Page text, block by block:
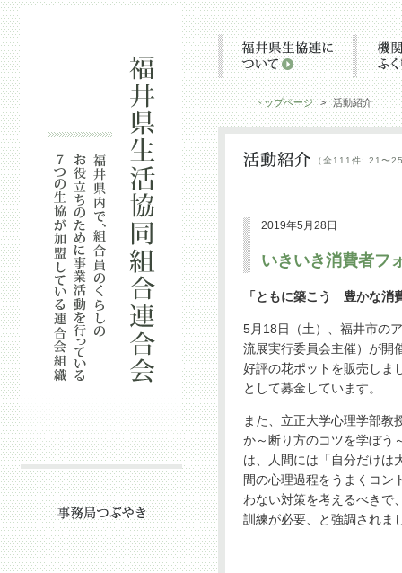
トップページ > 活動紹介
（全111件: 21〜
2019年5月28日
いきいき消費者フ
「ともに築こう 豊かな消
5月18日（土）、福井市の
流展実行委員会主催）が開
好評の花ポットを販売しま
として募金しています。
また、立正大学心理学部
か～断り方のコツを学ぼう
は、人間には「自分だけは
間の心理過程をうまくコン
わない対策を考えるべきで
訓練が必要、と強調されま